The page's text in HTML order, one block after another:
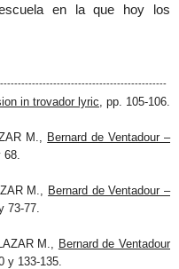
en la que hoy los
in trovador lyric , pp. 105-106.
M., Bernard de Ventadour –
M., Bernard de Ventadour –
73-77.
M., Bernard de Ventadour
y 133-135.